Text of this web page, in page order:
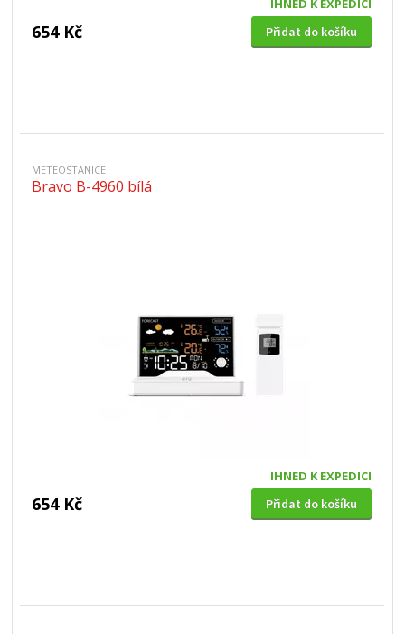
IHNED K EXPEDICI
654 Kč Přidat do košíku
METEOSTANICE
Bravo B-4960 bílá
IHNED K EXPEDICI
654 Kč Přidat do košíku